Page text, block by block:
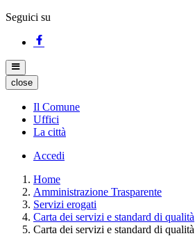
Seguici su
close
Il Comune
Uffici
La città
Accedi
Home
Amministrazione Trasparente
Servizi erogati
Carta dei servizi e standard di qualità
Carta dei servizi e standard di qualità